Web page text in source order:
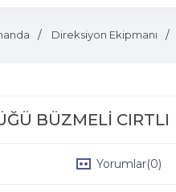
Direksiyon Ekipmanı
BÜZMELİ CIRTLI
Yorumlar(0)